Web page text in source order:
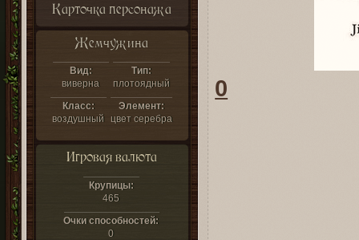
Карточка персонажа
Жемчужина
Вид:
виверна
Тип:
плотоядный
Класс:
воздушный
Элемент:
цвет серебра
Игровая валюта
Крупицы:
465
Очки способностей:
0
0